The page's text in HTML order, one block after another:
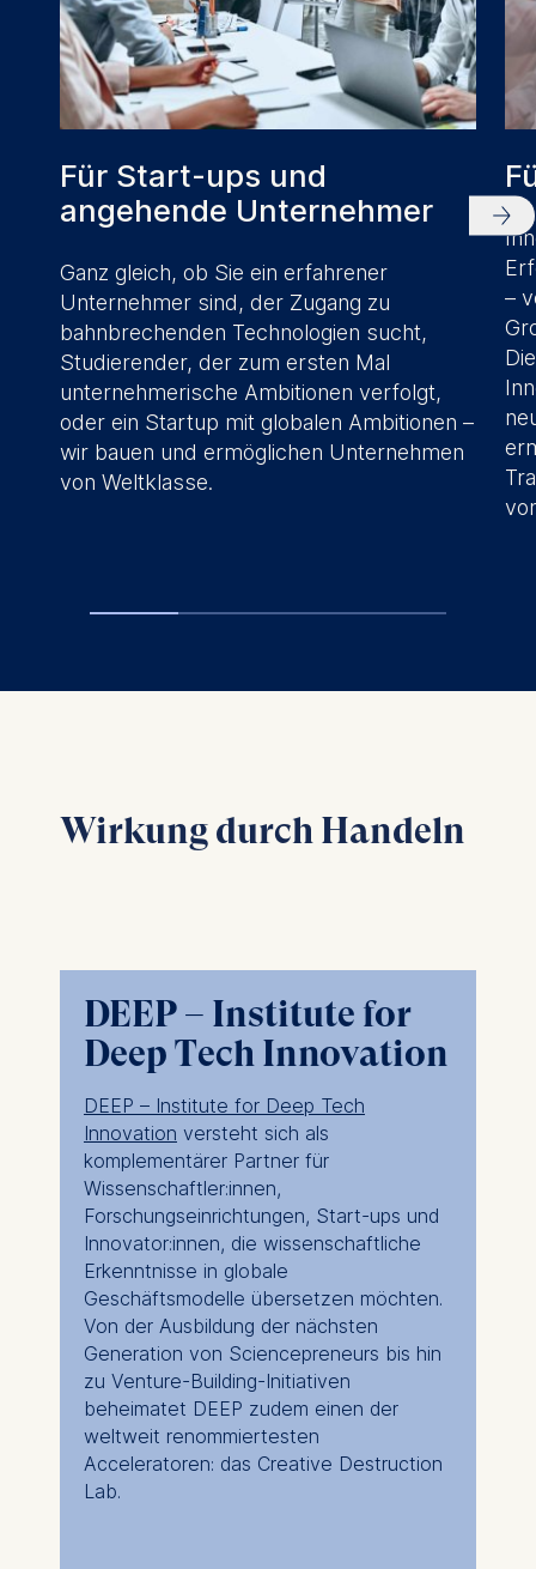
Für Start-ups und
angehende Unternehmer
Ganz gleich, ob Sie ein erfahrener
Unternehmer sind, der Zugang zu
bahnbrechenden Technologien sucht,
Studierender, der zum ersten Mal
unternehmerische Ambitionen verfolgt,
oder ein Startup mit globalen Ambitionen –
wir bauen und ermöglichen Unternehmen
von Weltklasse.
–
Wirkung durch Handeln
DEEP – Institute for
Deep Tech Innovation
DEEP – Institute for Deep Tech
Innovation versteht sich als
komplementärer Partner für
Wissenschaftler:innen,
Forschungseinrichtungen, Start-ups und
Innovator:innen, die wissenschaftliche
Erkenntnisse in globale
Geschäftsmodelle übersetzen möchten.
Von der Ausbildung der nächsten
Generation von Sciencepreneurs bis hin
zu Venture-Building-Initiativen
beheimatet DEEP zudem einen der
weltweit renommiertesten
Acceleratoren: das Creative Destruction
Lab.